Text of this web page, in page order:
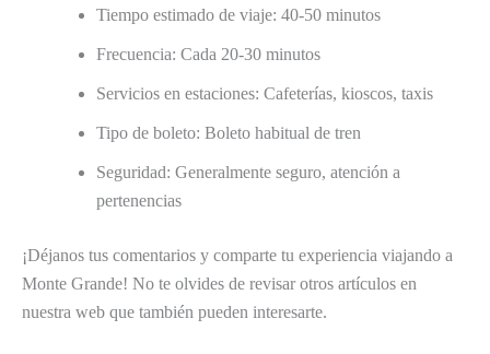
Tiempo estimado de viaje: 40-50 minutos
Frecuencia: Cada 20-30 minutos
Servicios en estaciones: Cafeterías, kioscos, taxis
Tipo de boleto: Boleto habitual de tren
Seguridad: Generalmente seguro, atención a
pertenencias
¡Déjanos tus comentarios y comparte tu experiencia viajando a
Monte Grande! No te olvides de revisar otros artículos en
nuestra web que también pueden interesarte.